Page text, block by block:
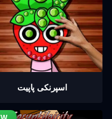
اسپرنکی پاپیت